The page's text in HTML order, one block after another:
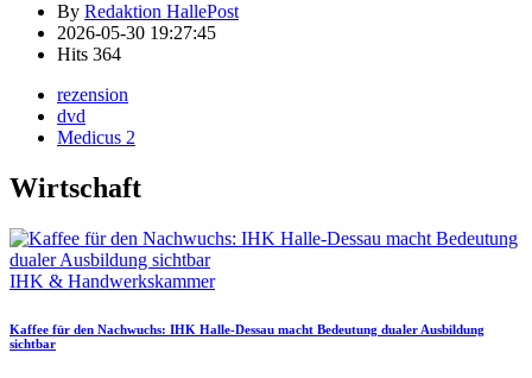
By Redaktion HallePost
2026-05-30 19:27:45
Hits 364
rezension
dvd
Medicus 2
Wirtschaft
IHK & Handwerkskammer
Kaffee für den Nachwuchs: IHK Halle-Dessau macht Bedeutung dualer Ausbildung
sichtbar